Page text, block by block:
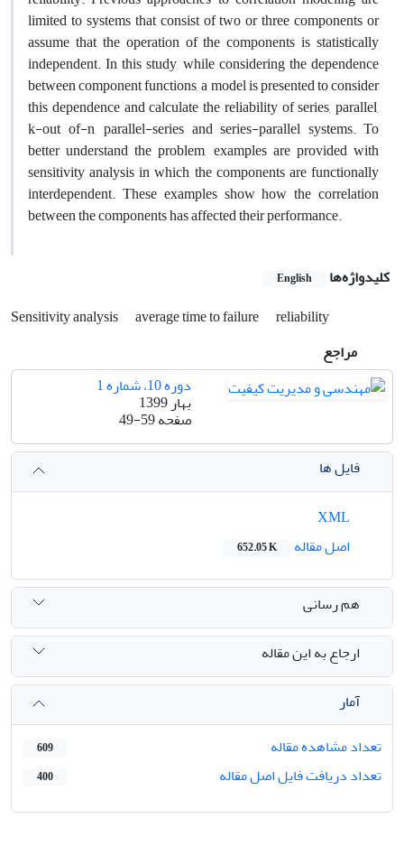
limited to systems that consist of two or three components or
assume that the operation of the components is statistically
independent. In this study, while considering the dependence
between component functions, a model is presented to consider
this dependence and calculate the reliability of series, parallel,
k-out of-n, parallel-series and series-parallel systems. To
better understand the problem, examples are provided with
sensitivity analysis in which the components are functionally
interdependent. These examples show how the correlation
between the components has affected their performance.
کلیدواژه‌ها English
Sensitivity analysis average time to failure
reliability
مراجع
دوره 10، شماره 1
بهار 1399
صفحه49-59
فایل ها
اصل مقاله
652.05 K
هم رسانی
ارجاع به این مقاله
آمار
تعداد مشاهده مقاله
609
تعداد دریافت فایل اصل مقاله 400